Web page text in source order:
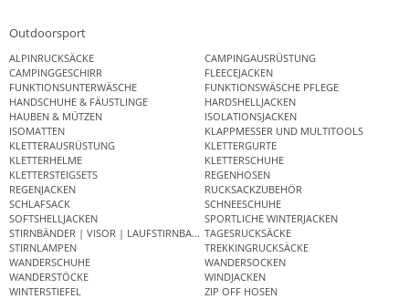
Outdoorsport
ALPINRUCKSÄCKE
CAMPINGAUSRÜSTUNG
CAMPINGGESCHIRR
FLEECEJACKEN
FUNKTIONSUNTERWÄSCHE
FUNKTIONSWÄSCHE PFLEGE
HANDSCHUHE & FÄUSTLINGE
HARDSHELLJACKEN
HAUBEN & MÜTZEN
ISOLATIONSJACKEN
ISOMATTEN
KLAPPMESSER UND MULTITOOLS
KLETTERAUSRÜSTUNG
KLETTERGURTE
KLETTERHELME
KLETTERSCHUHE
KLETTERSTEIGSETS
REGENHOSEN
REGENJACKEN
RUCKSACKZUBEHÖR
SCHLAFSACK
SCHNEESCHUHE
SOFTSHELLJACKEN
SPORTLICHE WINTERJACKEN
STIRNBÄNDER | VISOR | LAUFSTIRNBANDTAGESRUCKSÄCKE
STIRNLAMPEN
TREKKINGRUCKSÄCKE
WANDERSCHUHE
WANDERSOCKEN
WANDERSTÖCKE
WINDJACKEN
WINTERSTIEFEL
ZIP OFF HOSEN